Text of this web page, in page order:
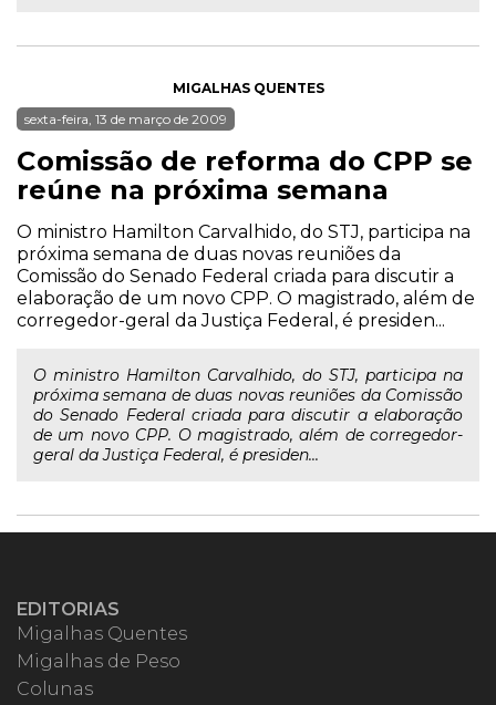
MIGALHAS QUENTES
sexta-feira, 13 de março de 2009
Comissão de reforma do CPP se
reúne na próxima semana
O ministro Hamilton Carvalhido, do STJ, participa na
próxima semana de duas novas reuniões da
Comissão do Senado Federal criada para discutir a
elaboração de um novo CPP. O magistrado, além de
corregedor-geral da Justiça Federal, é presiden...
O ministro Hamilton Carvalhido, do STJ, participa na
próxima semana de duas novas reuniões da Comissão
do Senado Federal criada para discutir a elaboração
de um novo CPP. O magistrado, além de corregedor-
geral da Justiça Federal, é presiden...
EDITORIAS
Migalhas Quentes
Migalhas de Peso
Colunas